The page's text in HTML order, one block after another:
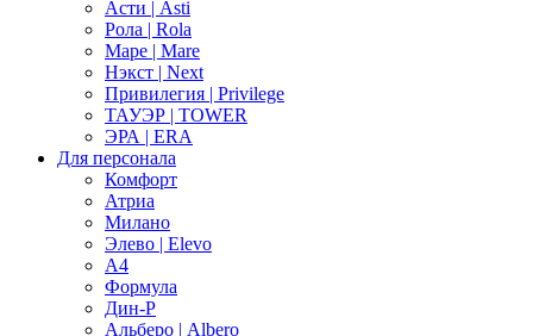
Асти | Asti
Рола | Rola
Маре | Mare
Нэкст | Next
Привилегия | Privilege
ТАУЭР | TOWER
ЭРА | ERA
Для персонала
Комфорт
Атриа
Милано
Элево | Elevo
А4
Формула
Дин-Р
Альберо | Albero